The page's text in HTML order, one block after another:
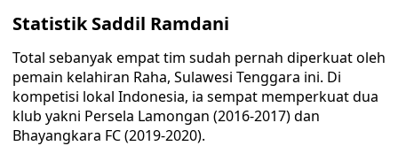
Statistik Saddil Ramdani
Total sebanyak empat tim sudah pernah diperkuat oleh
pemain kelahiran Raha, Sulawesi Tenggara ini. Di
kompetisi lokal Indonesia, ia sempat memperkuat dua
klub yakni Persela Lamongan (2016-2017) dan
Bhayangkara FC (2019-2020).